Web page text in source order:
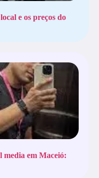
e os preços do
media em Maceió: